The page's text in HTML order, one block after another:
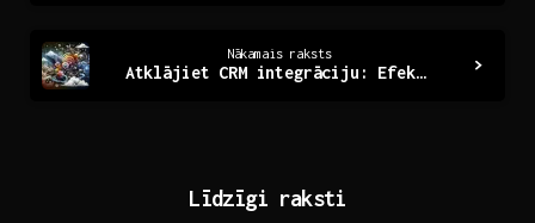
Nākamais raksts
Atklājiet CRM integrāciju: Efektivitāte un jaunas iespējas
Līdzīgi raksti